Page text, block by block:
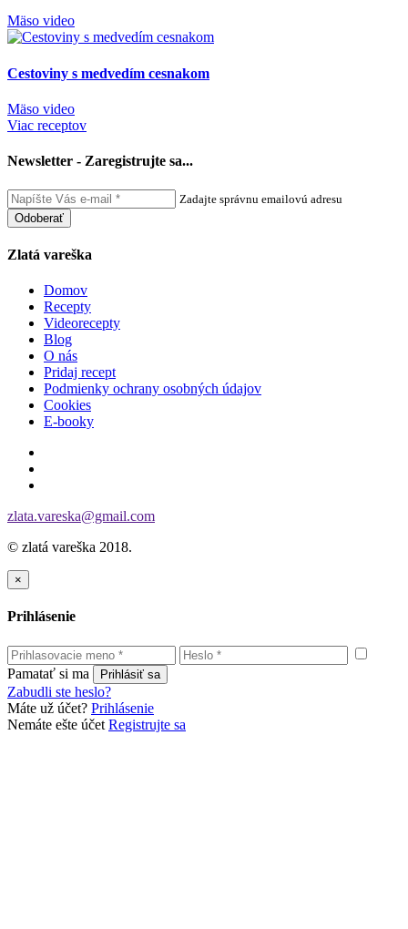
Mäso video
Cestoviny s medvedím cesnakom
Mäso video
Viac receptov
Newsletter - Zaregistrujte sa...
Zadajte správnu emailovú adresu
Odoberať
Zlatá vareška
Domov
Recepty
Videorecepty
Blog
O nás
Pridaj recept
Podmienky ochrany osobných údajov
Cookies
E-booky
zlata.vareska@gmail.com
© zlatá vareška 2018.
×
Prihlásenie
Pamatať si ma
Zabudli ste heslo?
Máte už účet? Prihlásenie
Nemáte ešte účet Registrujte sa